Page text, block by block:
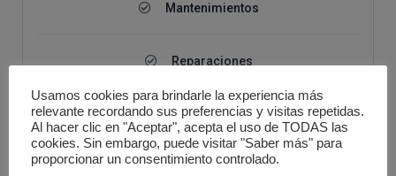
Mantenimientos
Reparaciones
Resonancias magnéticas
Antenas de resonancia
Usamos cookies para brindarle la experiencia más
relevante recordando sus preferencias y visitas repetidas.
Al hacer clic en "Aceptar", acepta el uso de TODAS las
cookies. Sin embargo, puede visitar "Saber más" para
proporcionar un consentimiento controlado.